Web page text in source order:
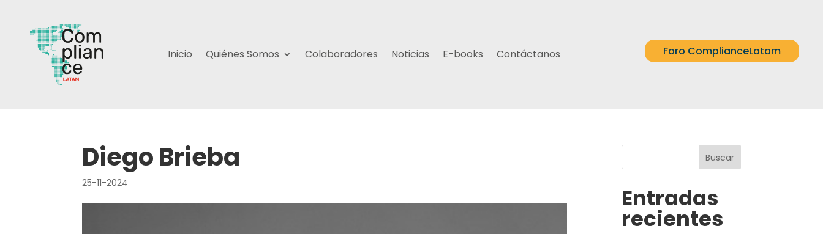
Inicio Quiénes Somos Colaboradores Noticias E-books Contáctanos Foro ComplianceLatam
Diego Brieba
25-11-2024
Buscar
Entradas
recientes